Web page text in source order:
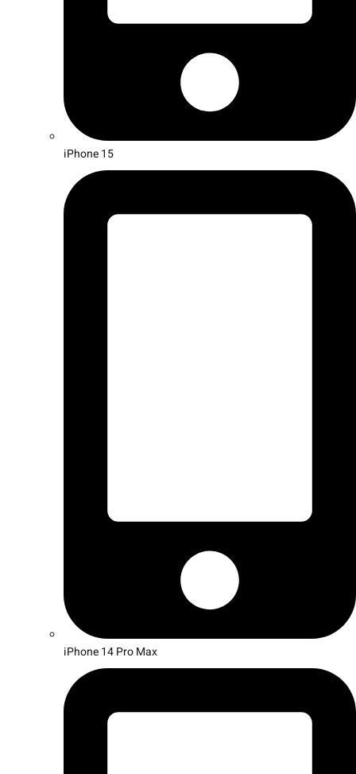
iPhone 15
iPhone 14 Pro Max